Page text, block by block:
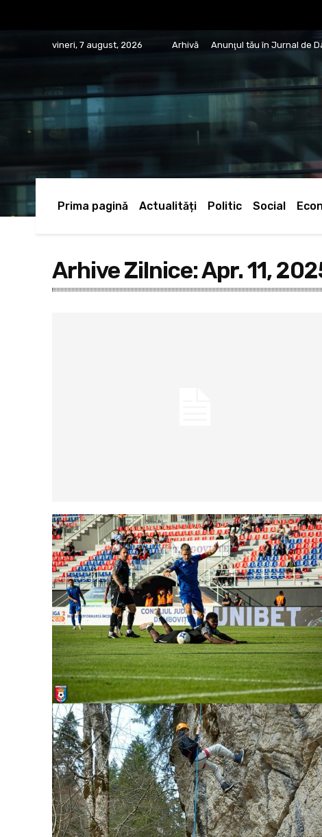
vineri, 7 august, 2026 Arhivă Anunţul tău în Jurnal de
Prima pagină Actualități Politic Social
Arhive Zilnice: Apr. 11,